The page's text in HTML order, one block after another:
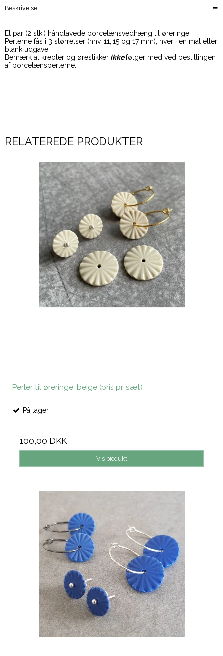
Beskrivelse
Et par (2 stk.) håndlavede porcelænsvedhæng til øreringe.
Perlerne fås i 3 størrelser (hhv. 11, 15 og 17 mm), hver i en mat eller
blank udgave.
Bemærk at kreoler og ørestikker ikkefølger med ved bestillingen
af porcelænsperlerne.
RELATEREDE PRODUKTER
Perler til øreringe, beige (pris pr. sæt)
På lager
100,00 DKK
Vis produkt